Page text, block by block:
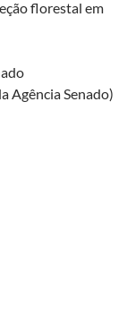
florestal em
Agência Senado)